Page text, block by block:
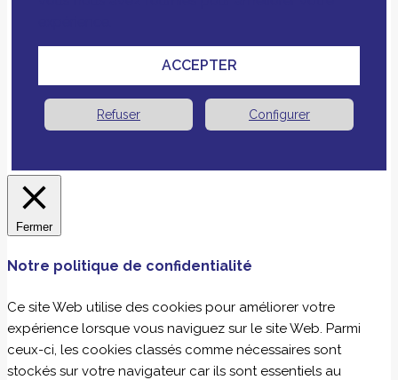
ACCEPTER
Refuser Configurer
Fermer
Notre politique de confidentialité
Ce site Web utilise des cookies pour améliorer votre
expérience lorsque vous naviguez sur le site Web. Parmi
ceux-ci, les cookies classés comme nécessaires sont
stockés sur votre navigateur car ils sont essentiels au